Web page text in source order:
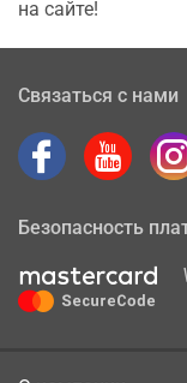
на сайте!
Связаться с нами
Безопасность